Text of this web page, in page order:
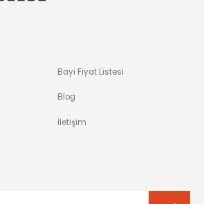
Bayi Fiyat Listesi
Blog
İletişim